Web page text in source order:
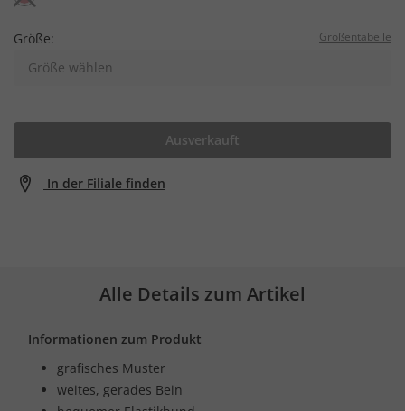
Größe: Größentabelle
Größe wählen
Ausverkauft
In der Filiale finden
Alle Details zum Artikel
Informationen zum Produkt
grafisches Muster
weites, gerades Bein